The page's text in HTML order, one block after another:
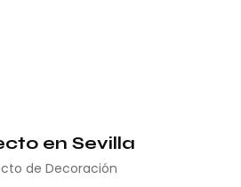
en Sevilla
de Decoración